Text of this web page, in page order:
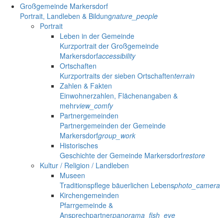
Großgemeinde Markersdorf
Portrait, Landleben & Bildungnature_people
Portrait
Leben in der Gemeinde
Kurzportrait der Großgemeinde
Markersdorfaccessibility
Ortschaften
Kurzportraits der sieben Ortschaftenterrain
Zahlen & Fakten
Einwohnerzahlen, Flächenangaben &
mehrview_comfy
Partnergemeinden
Partnergemeinden der Gemeinde
Markersdorfgroup_work
Historisches
Geschichte der Gemeinde Markersdorfrestore
Kultur / Religion / Landleben
Museen
Traditionspflege bäuerlichen Lebensphoto_camera
Kirchengemeinden
Pfarrgemeinde &
Ansprechpartnerpanorama_fish_eye